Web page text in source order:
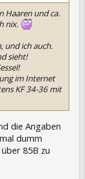
Haaren und ca.
nix.
und ich auch.
sieht!
im Internet
KF 34-36 mit
die Angaben
dumm
85B zu